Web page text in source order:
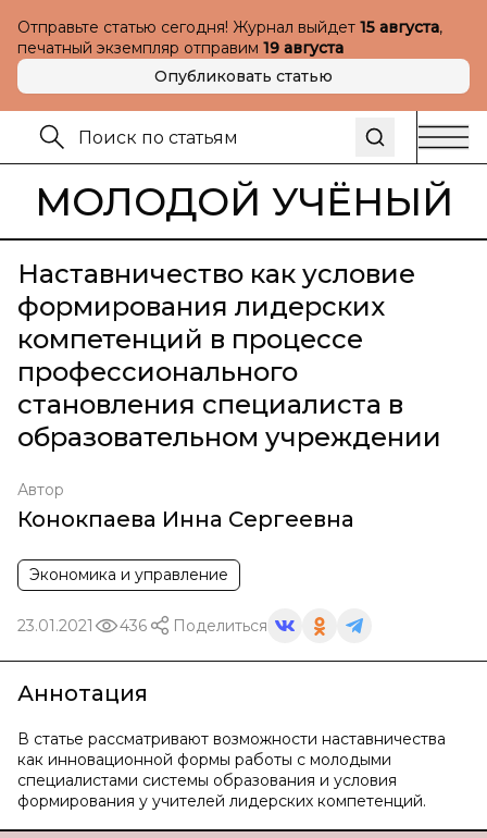
Отправьте статью сегодня! Журнал выйдет 15 августа,
печатный экземпляр отправим 19 августа
Опубликовать статью
МОЛОДОЙ УЧЁНЫЙ
Наставничество как условие
формирования лидерских
компетенций в процессе
профессионального
становления специалиста в
образовательном учреждении
Автор
Конокпаева Инна Сергеевна
Экономика и управление
23.01.2021 436 Поделиться
Аннотация
В статье рассматривают возможности наставничества
как инновационной формы работы с молодыми
специалистами системы образования и условия
формирования у учителей лидерских компетенций.